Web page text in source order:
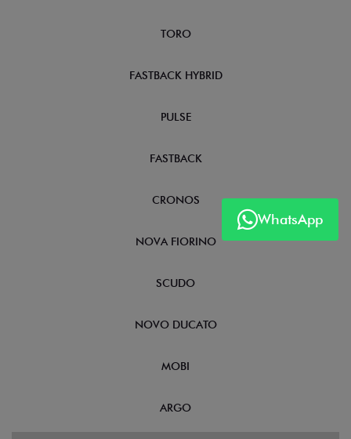
WhatsApp
TORO
FASTBACK HYBRID
PULSE
FASTBACK
CRONOS
NOVA FIORINO
SCUDO
NOVO DUCATO
MOBI
ARGO